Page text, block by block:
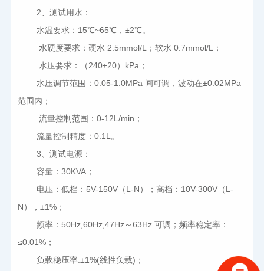
2 、测试用水：
水温要求：15℃~65℃，±2℃。
水硬度要求：硬水 2.5mmol/L；软水 0.7mmol/L；
水压要求：（240±20）kPa；
水压调节范围：0.05-1.0MPa 间可调，波动在±0.02MPa
范围内；
流量控制范围：0-12L/min；
流量控制精度：0.1L。
3 、测试电源：
容量：30KVA；
电压：低档：5V-150V（L-N）；高档：10V-300V（L-
N），±1%；
频率：50Hz,60Hz,47Hz～63Hz 可调；频率稳定率：
≤0.01%；
负载稳压率:±1%(线性负载)；